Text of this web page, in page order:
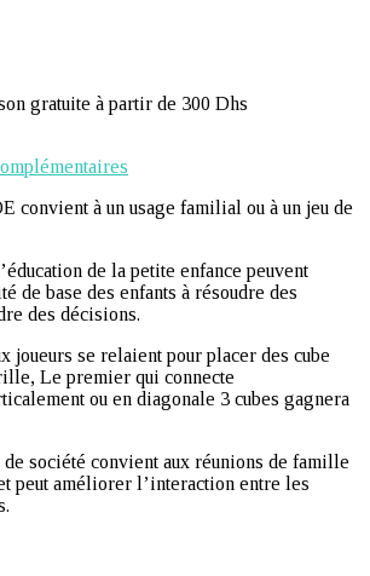
gratuite à partir de 300 Dhs
convient à un usage familial ou à un jeu de
de la petite enfance peuvent
de base des enfants à résoudre des
des décisions.
joueurs se relaient pour placer des cube
Le premier qui connecte
ou en diagonale 3 cubes gagnera
société convient aux réunions de famille
peut améliorer l’interaction entre les